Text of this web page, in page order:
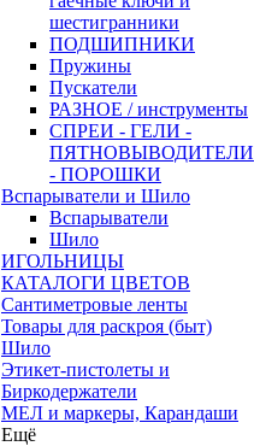
шестигранники
ПОДШИПНИКИ
Пружины
Пускатели
РАЗНОЕ / инструменты
СПРЕИ - ГЕЛИ -
ПЯТНОВЫВОДИТЕЛИ
- ПОРОШКИ
Вспарыватели и Шило
Вспарыватели
Шило
ИГОЛЬНИЦЫ
КАТАЛОГИ ЦВЕТОВ
Сантиметровые ленты
Товары для раскроя (быт)
Шило
Этикет-пистолеты и
Биркодержатели
МЕЛ и маркеры, Карандаши
Ещё